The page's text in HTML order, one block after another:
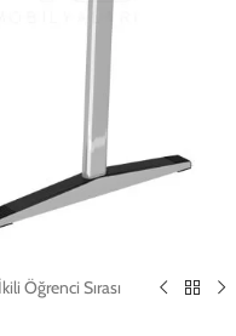
İkili Öğrenci Sırası